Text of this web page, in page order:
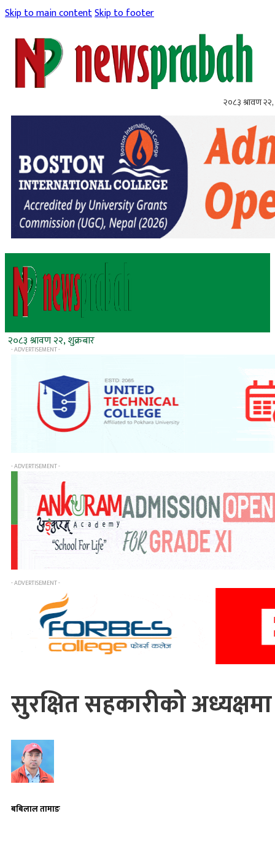
Skip to main contentSkip to footer
२०८३ श्रावण २२,
२०८३ श्रावण २२, शुक्रबार
- ADVERTISEMENT -
- ADVERTISEMENT -
- ADVERTISEMENT -
सुरक्षित सहकारीको
बबिलाल तामाङ